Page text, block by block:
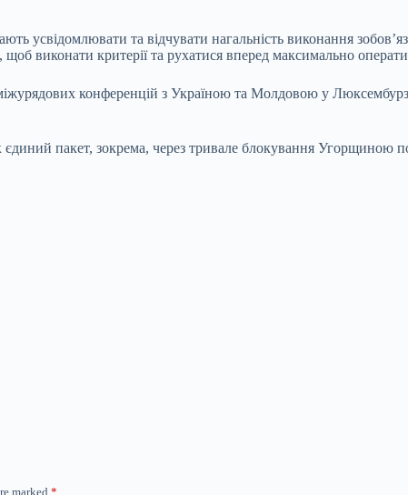
усвідомлювати та відчувати нагальність виконання
виконати критерії та рухатися вперед максимально
конференцій з Україною та Молдовою у
єдиний пакет, зокрема, через тривале блокування Угорщиною
marked*